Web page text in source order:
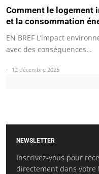
Comment le logement
et la consommation
EN BREF L’impact
avec des conséquences…
12 décembre 2025
NEWSLETTER
Inscrivez-vous pour
directement dans votre